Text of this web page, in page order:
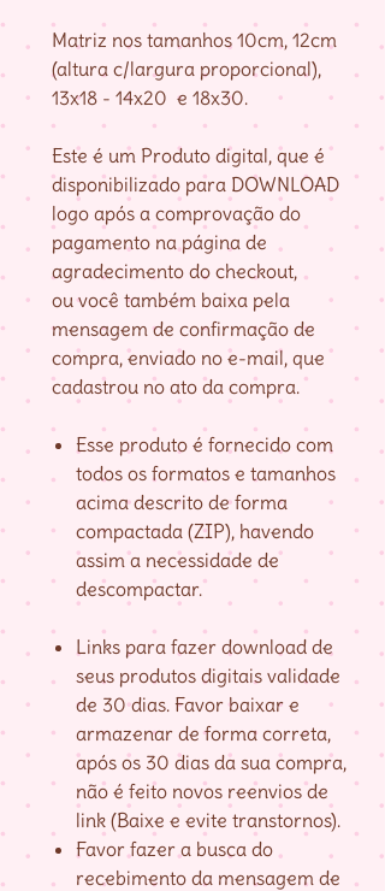
Matriz nos tamanhos 10cm, 12cm
(altura c/largura proporcional),
13x18 - 14x20 e 18x30.
Este é um Produto digital, que é
disponibilizado para DOWNLOAD
logo após a comprovação do
pagamento na página de
agradecimento do checkout,
ou você também baixa pela
mensagem de confirmação de
compra, enviado no e-mail, que
cadastrou no ato da compra.
Esse produto é fornecido com
todos os formatos e tamanhos
acima descrito de forma
compactada (ZIP), havendo
assim a necessidade de
descompactar.
Links para fazer download de
seus produtos digitais validade
de 30 dias. Favor baixar e
armazenar de forma correta,
após os 30 dias da sua compra,
não é feito novos reenvios de
link (Baixe e evite transtornos).
Favor fazer a busca do
recebimento da mensagem de